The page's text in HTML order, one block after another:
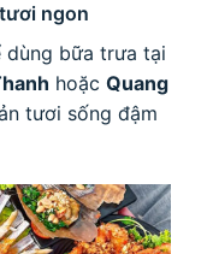
ngon
dùng bữa trưa tại
hoặc Quang
tươi sống đậm